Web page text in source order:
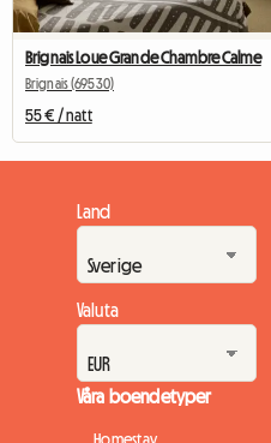
Brignais Loue Grande Chambre Calme
Brignais (69530)
55 € / natt
Land
Valuta
Våra boendetyper
Homestay